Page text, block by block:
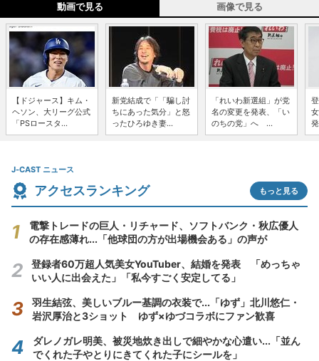
動画で見る 画像で見る
【ドジャース】キム・
ヘソン、大リーグ公式
「PSロースタ...
新党結成で「「騙し討
ちにあった気分」と怒
ったひろゆき妻...
「れいわ新選組」が党
名の変更を発表、「い
のちの党」へ ...
J-CAST ニュース
アクセスランキング もっと見る
電撃トレードの巨人・リチャード、ソフトバンク・秋広優人
の存在感薄れ...「他球団の方が出場機会ある」の声が
登録者60万超人気美女YouTuber、結婚を発表 「めっちゃ
いい人に出会えた」「私今すごく安定してる」
羽生結弦、美しいブルー基調の衣装で...「ゆず」北川悠仁・
岩沢厚治と3ショット ゆず×ゆづコラボにファン歓喜
ダレノガレ明美、被災地炊き出しで細やかな心遣い...「並ん
でくれた子やとりにきてくれた子にシールを」